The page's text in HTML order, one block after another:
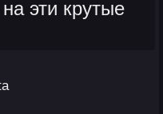
эти крутые